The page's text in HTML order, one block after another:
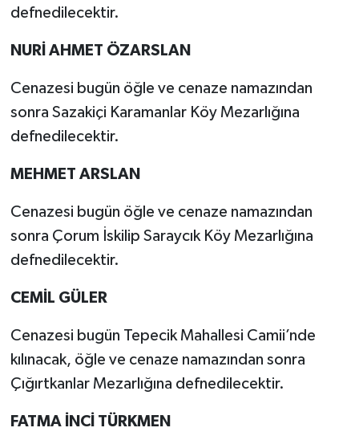
defnedilecektir.
NURİ AHMET ÖZARSLAN
Cenazesi bugün öğle ve cenaze namazından
sonra Sazakiçi Karamanlar Köy Mezarlığına
defnedilecektir.
MEHMET ARSLAN
Cenazesi bugün öğle ve cenaze namazından
sonra Çorum İskilip Saraycık Köy Mezarlığına
defnedilecektir.
CEMİL GÜLER
Cenazesi bugün Tepecik Mahallesi Camii’nde
kılınacak, öğle ve cenaze namazından sonra
Çığırtkanlar Mezarlığına defnedilecektir.
FATMA İNCİ TÜRKMEN